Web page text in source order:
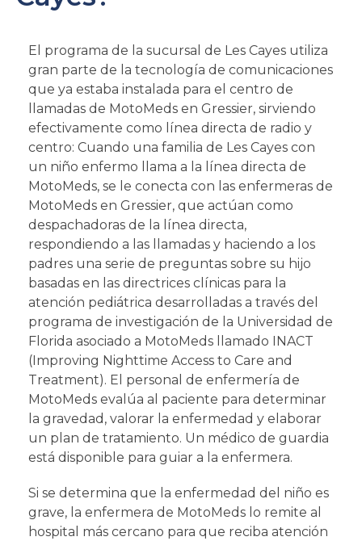
El programa de la sucursal de Les Cayes utiliza
gran parte de la tecnología de comunicaciones
que ya estaba instalada para el centro de
llamadas de MotoMeds en Gressier, sirviendo
efectivamente como línea directa de radio y
centro: Cuando una familia de Les Cayes con
un niño enfermo llama a la línea directa de
MotoMeds, se le conecta con las enfermeras de
MotoMeds en Gressier, que actúan como
despachadoras de la línea directa,
respondiendo a las llamadas y haciendo a los
padres una serie de preguntas sobre su hijo
basadas en las directrices clínicas para la
atención pediátrica desarrolladas a través del
programa de investigación de la Universidad de
Florida asociado a MotoMeds llamado INACT
(Improving Nighttime Access to Care and
Treatment). El personal de enfermería de
MotoMeds evalúa al paciente para determinar
la gravedad, valorar la enfermedad y elaborar
un plan de tratamiento. Un médico de guardia
está disponible para guiar a la enfermera.
Si se determina que la enfermedad del niño es
grave, la enfermera de MotoMeds lo remite al
hospital más cercano para que reciba atención